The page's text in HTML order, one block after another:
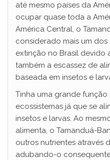
até mesmo países da
ocupar quase toda a
América Central, o
considerado mais um dos
extinção no Brasil devido
também a escassez de
baseada em insetos e
Tinha uma grande
ecossistemas já que se
insetos e larvas. Ao
alimenta, o Tamanduá-
outros nutrientes através
adubando-o